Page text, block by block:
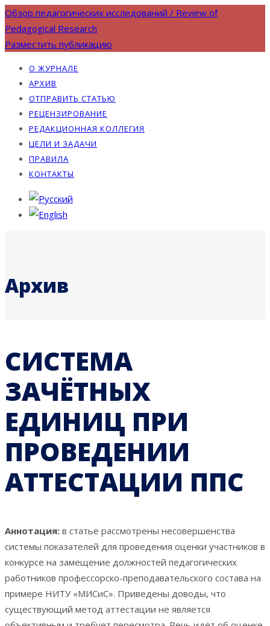
Обзор педагогических исследований / Review of
Pedagogical Research
Разместить публикацию
О ЖУРНАЛЕ
АРХИВ
ОТПРАВИТЬ СТАТЬЮ
РЕЦЕНЗИРОВАНИЕ
РЕДАКЦИОННАЯ КОЛЛЕГИЯ
ЦЕЛИ И ЗАДАЧИ
ПРАВИЛА
КОНТАКТЫ
Архив
СИСТЕМА
ЗАЧЁТНЫХ
ЕДИНИЦ ПРИ
ПРОВЕДЕНИИ
АТТЕСТАЦИИ ППС
Аннотация: в статье рассмотрены несовершенства
системы показателей для проведения оценки участников в
конкурсе на замещение должностей педагогических
работников профессорско-преподавательского состава на
примере НИТУ «МИСиС». Приведены доводы, что
существующий метод аттестации не является